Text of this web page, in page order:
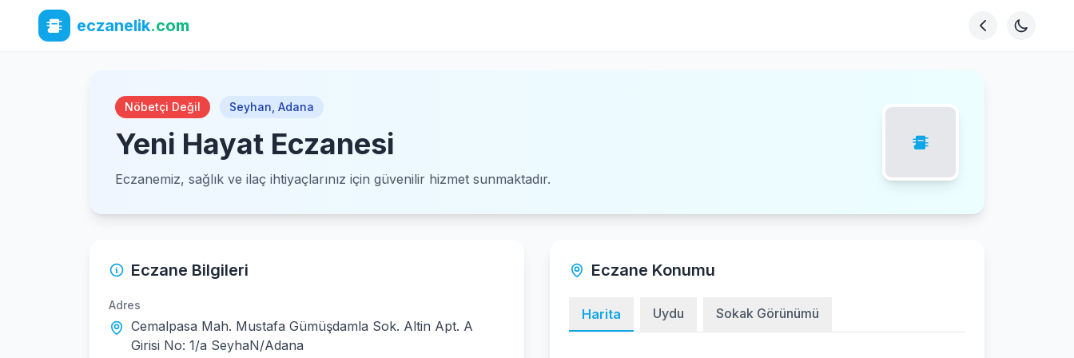
eczanelik.com
Nöbetçi Değil Seyhan Adana
Yeni Hayat Eczanesi
Eczanemiz, sağlık ve ilaç ihtiyaçlarınız için güvenilir hizmet sunmaktadır.
Eczane Bilgileri
Adres
Cemalpasa Mah. Mustafa Gümüşdamla Sok. Altin Apt. A
Girisi No: 1/a SeyhaN/Adana
Eczane Konumu
Harita Uydu Sokak Görünümü